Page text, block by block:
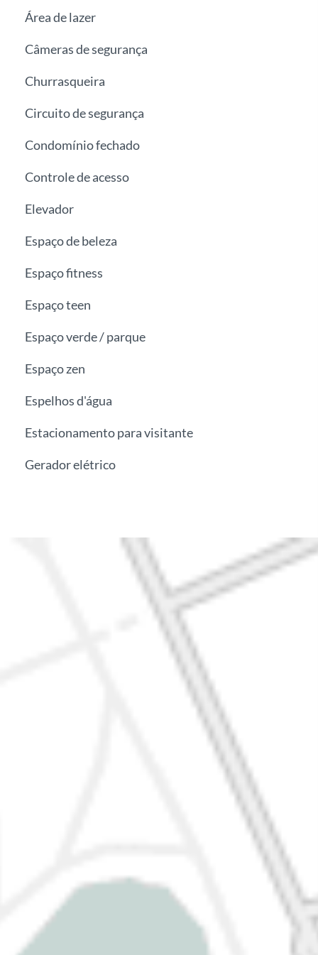
Área de lazer
Câmeras de segurança
Churrasqueira
Circuito de segurança
Condomínio fechado
Controle de acesso
Elevador
Espaço de beleza
Espaço fitness
Espaço teen
Espaço verde / parque
Espaço zen
Espelhos d'água
Estacionamento para visitante
Gerador elétrico